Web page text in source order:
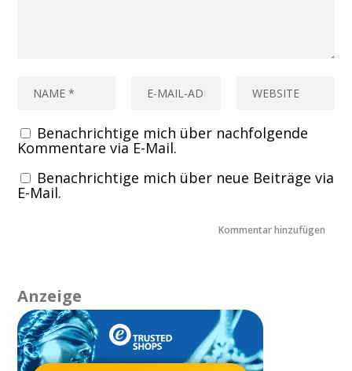
Benachrichtige mich über nachfolgende
Kommentare via E-Mail.
Benachrichtige mich über neue Beiträge via
E-Mail.
Anzeige